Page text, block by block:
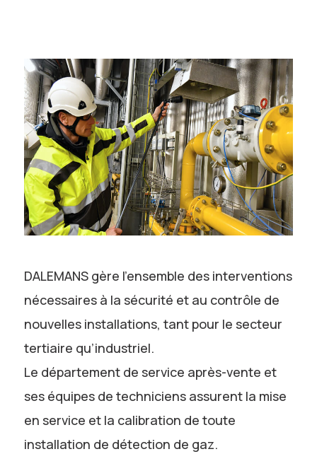
DALEMANS gère l’ensemble des interventions
nécessaires à la sécurité et au contrôle de
nouvelles installations, tant pour le secteur
tertiaire qu’industriel.
Le département de service après-vente et
ses équipes de techniciens assurent la mise
en service et la calibration de toute
installation de détection de gaz.